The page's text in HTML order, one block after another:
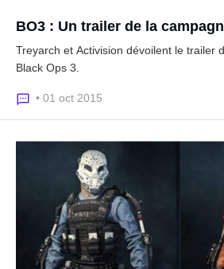
BO3 : Un trailer de la
Treyarch et Activision dévoilent le trailer
Black Ops 3.
• 01 oct 2015